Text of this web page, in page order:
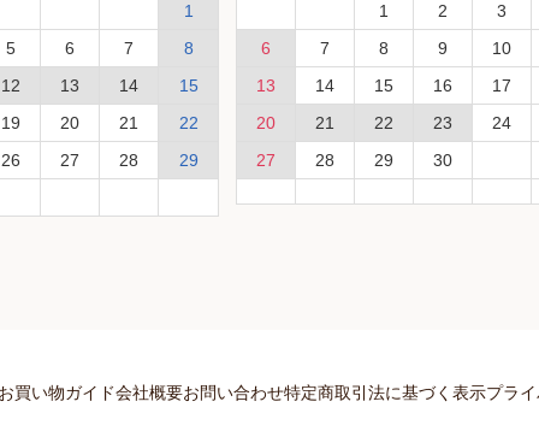
1
5
6 7
8
12
13 14
15
19
20 21
22
26
27 28 29
1 2
3
6
7 8 9
10
13
14 15 16
17
20
21 22 23
24
27
28 29 30
買い物ガイド会社概要お問い合わせ特定商取引法に基づく表示プラ